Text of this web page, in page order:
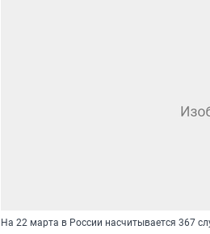
На 22 марта в России насчитывается 367